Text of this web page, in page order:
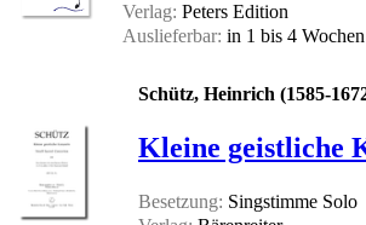
Verlag: Peters Edition
Auslieferbar: in 1 bis 4 Wochen
Schütz, Heinrich (1585-
Kleine geistliche
Besetzung: Singstimme Solo